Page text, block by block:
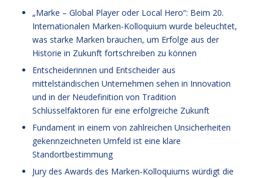
„Marke – Global Player oder Local Hero“: Beim 20.
Internationalen Marken-Kolloquium wurde beleuchtet,
was starke Marken brauchen, um Erfolge aus der
Historie in Zukunft fortschreiben zu können
Entscheiderinnen und Entscheider aus
mittelständischen Unternehmen sehen in Innovation
und in der Neudefinition von Tradition
Schlüsselfaktoren für eine erfolgreiche Zukunft
Fundament in einem von zahlreichen Unsicherheiten
gekennzeichneten Umfeld ist eine klare
Standortbestimmung
Jury des Awards des Marken-Kolloquiums würdigt die